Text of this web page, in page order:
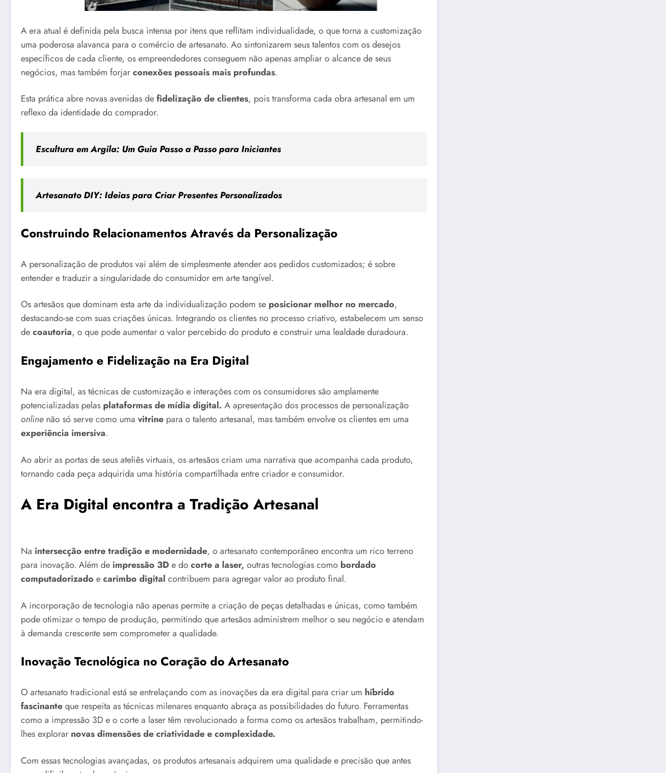
A era atual é definida pela busca intensa por itens que reflitam individualidade, o que torna a customização
uma poderosa alavanca para o comércio de artesanato. Ao sintonizarem seus talentos com os desejos
específicos de cada cliente, os empreendedores conseguem não apenas ampliar o alcance de seus
negócios, mas também forjarconexões pessoais mais profundas.
Esta prática abre novas avenidas defidelização de clientes, pois transforma cada obra artesanal em um
reflexo da identidade do comprador.
Escultura em Argila: Um Guia Passo a Passo para Iniciantes
Artesanato DIY: Ideias para Criar Presentes Personalizados
Construindo Relacionamentos Através da Personalização
A personalização de produtos vai além de simplesmente atender aos pedidos customizados; é sobre
entender e traduzir a singularidade do consumidor em arte tangível.
Os artesãos que dominam esta arte da individualização podem se posicionar melhor no mercado,
destacando-se com suas criações únicas. Integrando os clientes no processo criativo, estabelecem um senso
decoautoria, o que pode aumentar o valor percebido do produto e construir uma lealdade duradoura.
Engajamento e Fidelização na Era Digital
Na era digital, as técnicas de customização e interações com os consumidores são amplamente
potencializadas pelas plataformas de mídia digital. A apresentação dos processos de personalização
online não só serve como uma vitrine para o talento artesanal, mas também envolve os clientes em uma
experiência imersiva.
Ao abrir as portas de seus ateliês virtuais, os artesãos criam uma narrativa que acompanha cada produto,
tornando cada peça adquirida uma história compartilhada entre criador e consumidor.
A Era Digital encontra a Tradição Artesanal
Na intersecção entre tradição e modernidade, o artesanato contemporâneo encontra um rico terreno
para inovação. Além de impressão 3De docorte a laser, outras tecnologias como bordado
computadorizado ecarimbo digital contribuem para agregar valor ao produto final.
A incorporação de tecnologia não apenas permite a criação de peças detalhadas e únicas, como também
pode otimizar o tempo de produção, permitindo que artesãos administrem melhor o seu negócio e atendam
à demanda crescente sem comprometer a qualidade.
Inovação Tecnológica no Coração do Artesanato
O artesanato tradicional está se entrelaçando com as inovações da era digital para criar um híbrido
fascinanteque respeita as técnicas milenares enquanto abraça as possibilidades do futuro. Ferramentas
como a impressão 3D e o corte a laser têm revolucionado a forma como os artesãos trabalham, permitindo-
lhes explorar novas dimensões de criatividade e complexidade.
Com essas tecnologias avançadas, os produtos artesanais adquirem uma qualidade e precisão que antes